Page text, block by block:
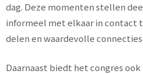
dag. Deze momenten stellen
informeel met elkaar in contact
delen en waardevolle
Daarnaast biedt het congres